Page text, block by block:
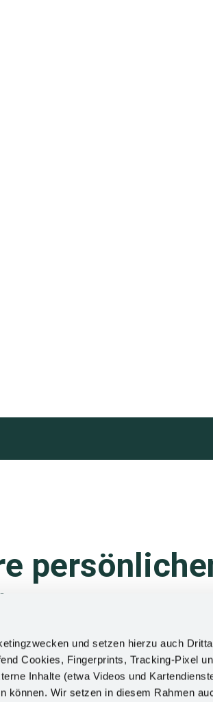
und setzen hierzu auch
Cookies, Fingerprints, Tracking-Pixel
Inhalte (etwa Videos und
können. Wir setzen in diesem Rahmen
für Metallverarbeitung und
die Sie benötigen. Und
uns umgehend bei Ihnen!